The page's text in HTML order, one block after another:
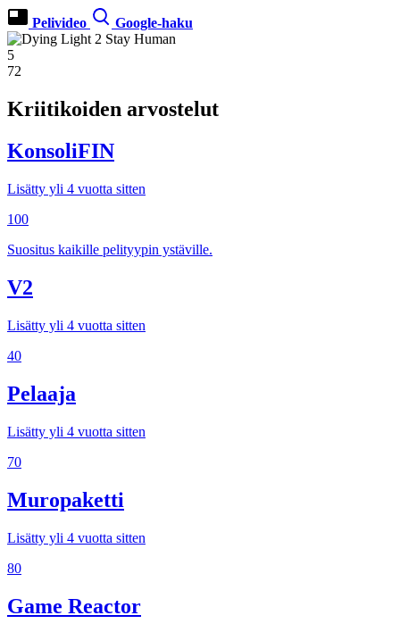
Pelivideo Google-haku
5
72
Kriitikoiden arvostelut
KonsoliFIN
Lisätty yli 4 vuotta sitten
100
Suositus kaikille pelityypin ystäville.
V2
Lisätty yli 4 vuotta sitten
40
Pelaaja
Lisätty yli 4 vuotta sitten
70
Muropaketti
Lisätty yli 4 vuotta sitten
80
Game Reactor